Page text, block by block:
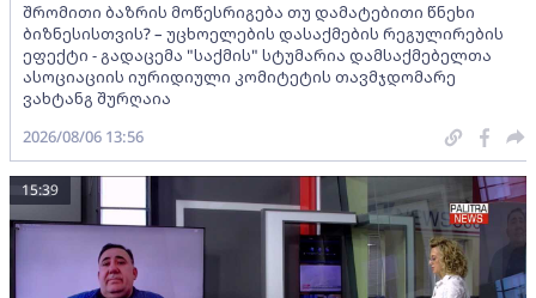
შრომითი ბაზრის მოწესრიგება თუ დამატებითი წნეხი
ბიზნესისთვის? – უცხოელების დასაქმების რეგულირების
ეფექტი - გადაცემა "საქმის" სტუმარია დამსაქმებელთა
ასოციაციის იურიდიული კომიტეტის თავმჯდომარე
ვახტანგ შურღაია
2026/08/06 13:56
15:39